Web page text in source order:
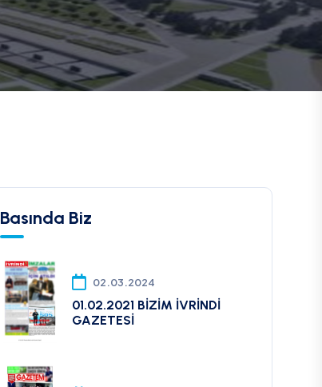
Basında Biz
02.03.2024
01.02.2021 BİZİM İVRİNDİ
GAZETESİ